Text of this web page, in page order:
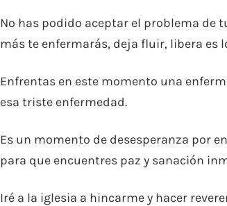
No has podido aceptar el problema de
más te enfermarás, deja fluir, libera es
Enfrentas en este momento una
esa triste enfermedad.
Es un momento de desesperanza por
para que encuentres paz y sanación
Iré a la iglesia a hincarme y hacer